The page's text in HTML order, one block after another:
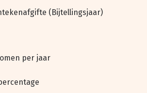
(Bijtellingsjaar)
per jaar